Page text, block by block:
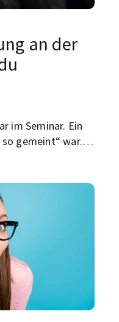
an der
im Seminar. Ein
gemeint“ war.
unfair? Genau
so nervig:
bleiben, weiter
wenig, wenn dich